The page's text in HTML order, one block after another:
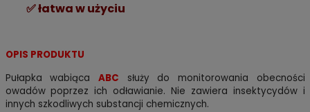
✅łatwa w użyciu
OPIS PRODUKTU
Pułapka wabiąca ABC służy do monitorowania obecności
owadów poprzez ich odławianie. Nie zawiera insektycydów i
innych szkodliwych substancji chemicznych.